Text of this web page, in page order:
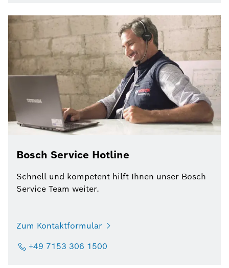
Bosch Service Hotline
Schnell und kompetent hilft Ihnen unser Bosch
Service Team weiter.
Zum Kontaktformular
+49 7153 306 1500